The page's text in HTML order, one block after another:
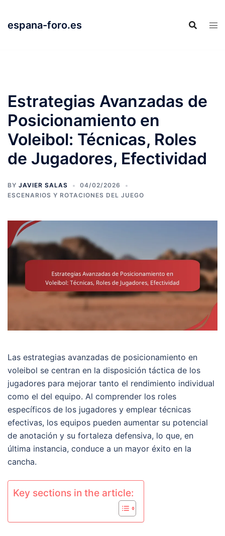
content
espana-foro.es
Estrategias Avanzadas de
Posicionamiento en
Voleibol: Técnicas, Roles
de Jugadores, Efectividad
BY JAVIER SALAS
04/02/2026
ESCENARIOS Y ROTACIONES DEL JUEGO
Las estrategias avanzadas de posicionamiento en
voleibol se centran en la disposición táctica de los
jugadores para mejorar tanto el rendimiento individual
como el del equipo. Al comprender los roles
específicos de los jugadores y emplear técnicas
efectivas, los equipos pueden aumentar su potencial
de anotación y su fortaleza defensiva, lo que, en
última instancia, conduce a un mayor éxito en la
cancha.
Key sections in the article: